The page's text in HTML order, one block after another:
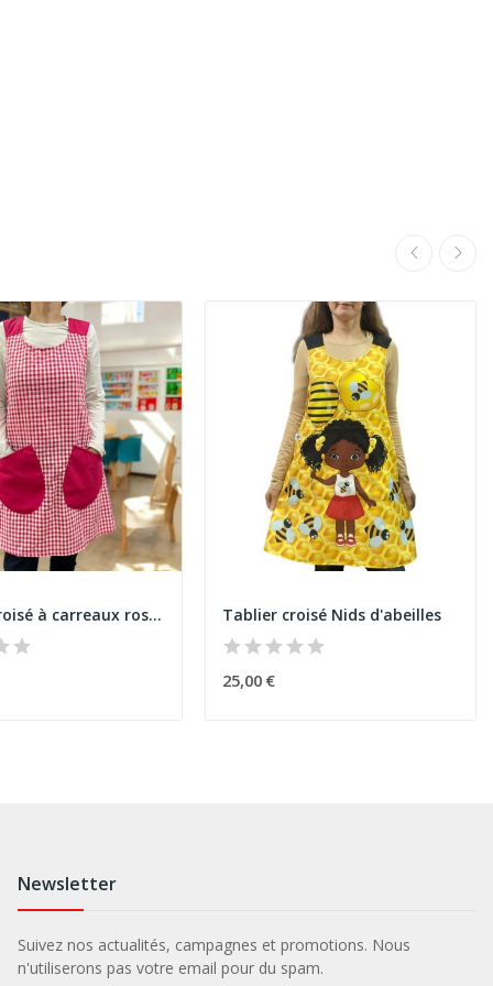
Tablier croisé à carreaux rose basique Tablier croisé Nids d'abeilles
25,00 €
Newsletter
Suivez nos actualités, campagnes et promotions. Nous
n'utiliserons pas votre email pour du spam.